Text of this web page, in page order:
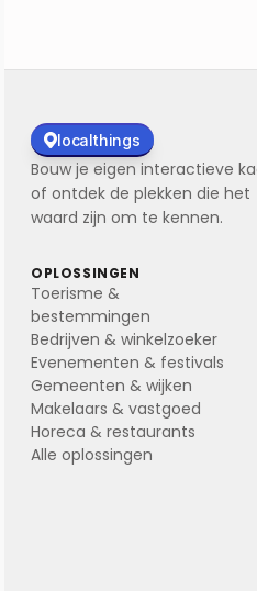
localthings
Bouw je eigen interactieve
of ontdek de plekken die het
waard zijn om te kennen.
OPLOSSINGEN
Toerisme &
bestemmingen
Bedrijven & winkelzoeker
Evenementen & festivals
Gemeenten & wijken
Makelaars & vastgoed
Horeca & restaurants
Alle oplossingen